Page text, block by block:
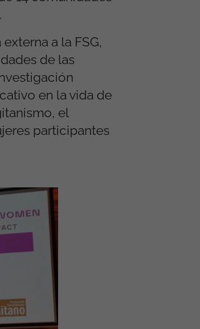
a la FSG,
de las
en la vida de
el
participantes